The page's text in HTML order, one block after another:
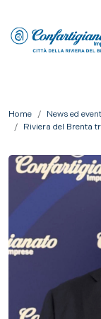
Home
News ed
Riviera del Brenta